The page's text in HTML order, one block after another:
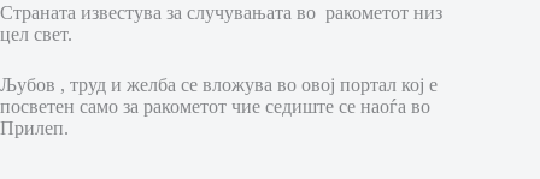
Страната известува за случувањата во ракометот низ
цел свет.
Љубов , труд и желба се вложува во овој портал кој е
посветен само за ракометот чие седиште се наоѓа во
Прилеп.